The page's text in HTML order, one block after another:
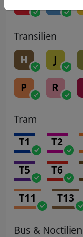
Transilien
H J
P R
Tram
T1 T2
T5 T6
T11 T13
Bus & Noctilien